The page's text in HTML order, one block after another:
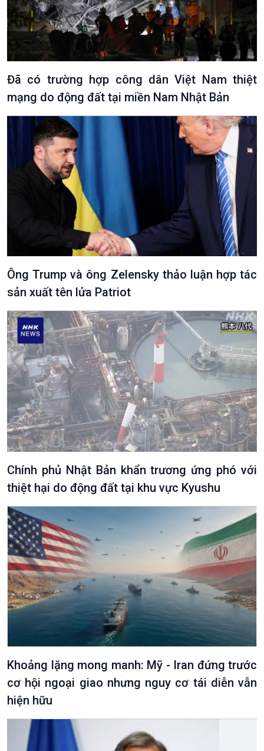
Văn hoá & Du lịch
Tin Văn hoá & Du lịch
Chát với người nổi tiếng
Câu chuyện Thể thao
Multimedia
Ảnh
Video
Infographic
E-Magazine
Podcast
Góc nhìn VOV1
Bình luận
10 phút Sự kiện - Luận bàn
Câu chuyện thời sự
Dòng chảy sự kiện
Đối thoại
Diễn đàn chủ nhật
Chuyện đêm
Đã có trường hợp công dân Việt Nam thiệt
mạng do động đất tại miền Nam Nhật Bản
Ông Trump và ông Zelensky thảo luận hợp tác
sản xuất tên lửa Patriot
Chính phủ Nhật Bản khẩn trương ứng phó với
thiệt hại do động đất tại khu vực Kyushu
Khoảng lặng mong manh: Mỹ - Iran đứng trước
cơ hội ngoại giao nhưng nguy cơ tái diễn vẫn
hiện hữu